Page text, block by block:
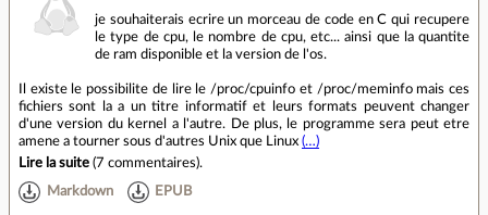
je souhaiterais ecrire un morceau de code en C qui recupere
le type de cpu, le nombre de cpu, etc... ainsi que la quantite
de ram disponible et la version de l'os.
Il existe le possibilite de lire le /proc/cpuinfo et /proc/meminfo mais ces
fichiers sont la a un titre informatif et leurs formats peuvent changer
d'une version du kernel a l'autre. De plus, le programme sera peut etre
amene a tourner sous d'autres Unix que Linux (…)
Lire la suite (7 commentaires).
Markdown EPUB